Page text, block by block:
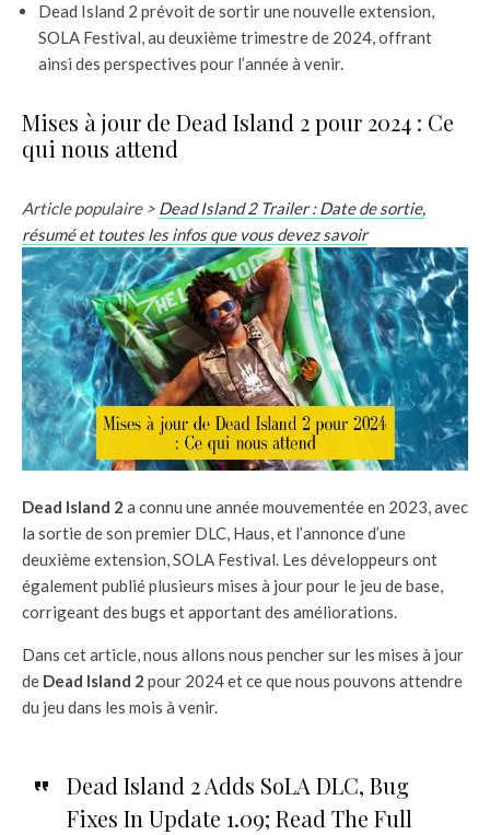
Dead Island 2 prévoit de sortir une nouvelle extension,
SOLA Festival, au deuxième trimestre de 2024, offrant
ainsi des perspectives pour l’année à venir.
Mises à jour de Dead Island 2 pour 2024 : Ce
qui nous attend
Article populaire > Dead Island 2 Trailer : Date de sortie,
résumé et toutes les infos que vous devez savoir
Dead Island 2 a connu une année mouvementée en 2023, avec
la sortie de son premier DLC, Haus, et l’annonce d’une
deuxième extension, SOLA Festival. Les développeurs ont
également publié plusieurs mises à jour pour le jeu de base,
corrigeant des bugs et apportant des améliorations.
Dans cet article, nous allons nous pencher sur les mises à jour
de Dead Island 2 pour 2024 et ce que nous pouvons attendre
du jeu dans les mois à venir.
Dead Island 2 Adds SoLA DLC, Bug
Fixes In Update 1.09; Read The Full